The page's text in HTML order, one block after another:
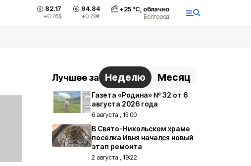
82.17
+0.76$
94.84
+0.78€
+25°С, облачно
Белгород
Лучшее за Неделю Месяц
Газета «Родина» № 32 от 6
августа 2026 года
6 августа , 15:00
В Свято-Никольском храме
посёлка Ивня начался новый
этап ремонта
2 августа , 19:22